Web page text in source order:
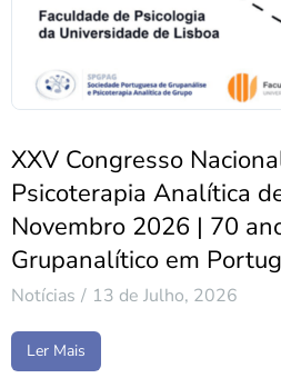
XXV Congresso
Psicoterapia Analítica
Novembro 2026 | 70
Grupanalítico em
Notícias 13 de Julho, 2026
Ler Mais